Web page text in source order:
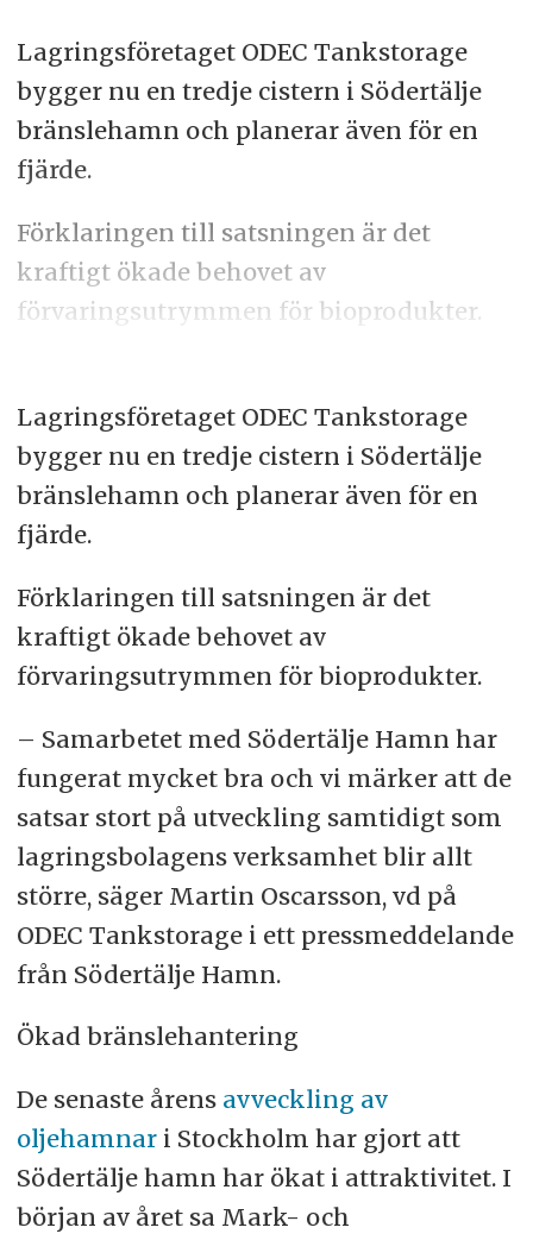
Lagringsföretaget ODEC Tankstorage
bygger nu en tredje cistern i Södertälje
bränslehamn och planerar även för en
fjärde.
Förklaringen till satsningen är det
kraftigt ökade behovet av
förvaringsutrymmen för bioprodukter.
Lagringsföretaget ODEC Tankstorage
bygger nu en tredje cistern i Södertälje
bränslehamn och planerar även för en
fjärde.
Förklaringen till satsningen är det
kraftigt ökade behovet av
förvaringsutrymmen för bioprodukter.
– Samarbetet med Södertälje Hamn har
fungerat mycket bra och vi märker att de
satsar stort på utveckling samtidigt som
lagringsbolagens verksamhet blir allt
större, säger Martin Oscarsson, vd på
ODEC Tankstorage i ett pressmeddelande
från Södertälje Hamn.
Ökad bränslehantering
De senaste årens avveckling av
oljehamnari Stockholm har gjort att
Södertälje hamn har ökat i attraktivitet. I
början av året sa Mark- och